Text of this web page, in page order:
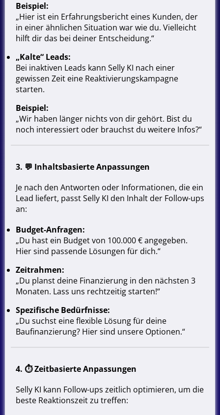
Beispiel:
„Hier ist ein Erfahrungsbericht eines Kunden, der
in einer ähnlichen Situation war wie du. Vielleicht
hilft dir das bei deiner Entscheidung.“
„Kalte“ Leads:
Bei inaktiven Leads kann Selly KI nach einer
gewissen Zeit eine Reaktivierungskampagne
starten.
Beispiel:
„Wir haben länger nichts von dir gehört. Bist du
noch interessiert oder brauchst du weitere Infos?“
3. 💬 Inhaltsbasierte Anpassungen
Je nach den Antworten oder Informationen, die ein
Lead liefert, passt Selly KI den Inhalt der Follow-ups
an:
Budget-Anfragen:
„Du hast ein Budget von 100.000 € angegeben.
Hier sind passende Lösungen für dich.“
Zeitrahmen:
„Du planst deine Finanzierung in den nächsten 3
Monaten. Lass uns rechtzeitig starten!“
Spezifische Bedürfnisse:
„Du suchst eine flexible Lösung für deine
Baufinanzierung? Hier sind unsere Optionen.“
4. ⏱Zeitbasierte Anpassungen
Selly KI kann Follow-ups zeitlich optimieren, um die
beste Reaktionszeit zu treffen: